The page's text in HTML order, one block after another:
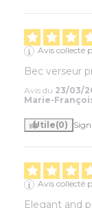
Avis collecté
Bec verseur
Avis du 23/03/
Marie-
Utile(0)
Avis collecté
Elegant and